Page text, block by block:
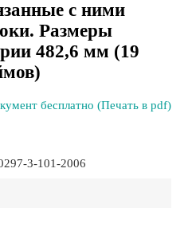
с ними
Размеры
482,6 мм (19
бесплатно (Печать в pdf)
3-101-2006